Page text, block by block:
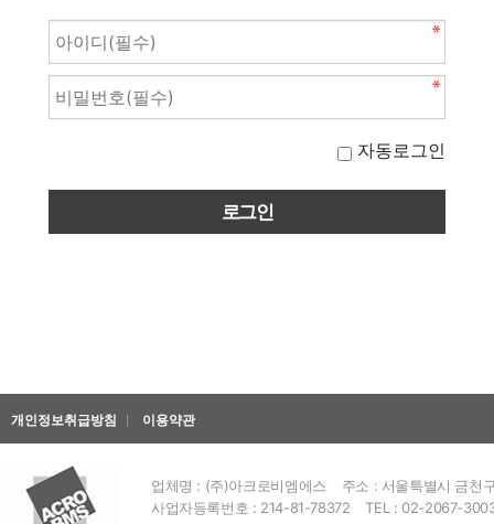
자동로그인
개인정보취급방침 이용약관
업체명 : (주)아크로비엠에스
주소 : 서울특별시 금천
사업자등록번호 : 214-81-78372
TEL : 02-2067-